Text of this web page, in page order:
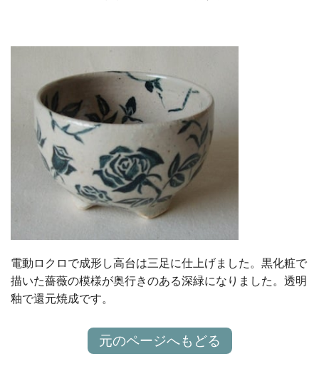
電動ロクロで成形し高台は三足に仕上げました。黒化粧で
描いた薔薇の模様が奥行きのある深緑になりました。透明
釉で還元焼成です。
元のページへもどる